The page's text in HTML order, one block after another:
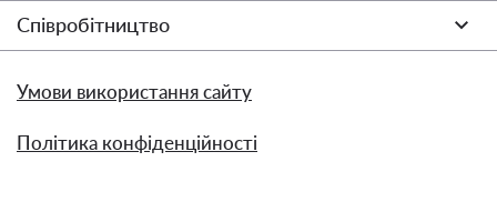
Співробітництво
Умови використання сайту
Політика конфіденційності